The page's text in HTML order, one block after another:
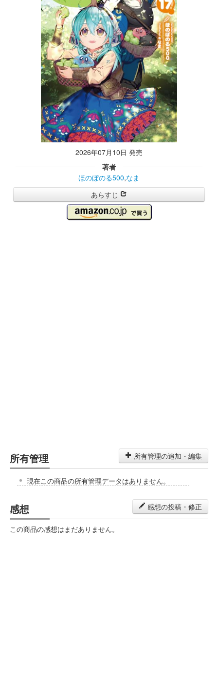
2026年07月10日 発売
著者
ほのぼのる500,なま
あらすじ
所有管理 所有管理の追加・編集
現在この商品の所有管理データはありません。
感想 感想の投稿・修正
この商品の感想はまだありません。